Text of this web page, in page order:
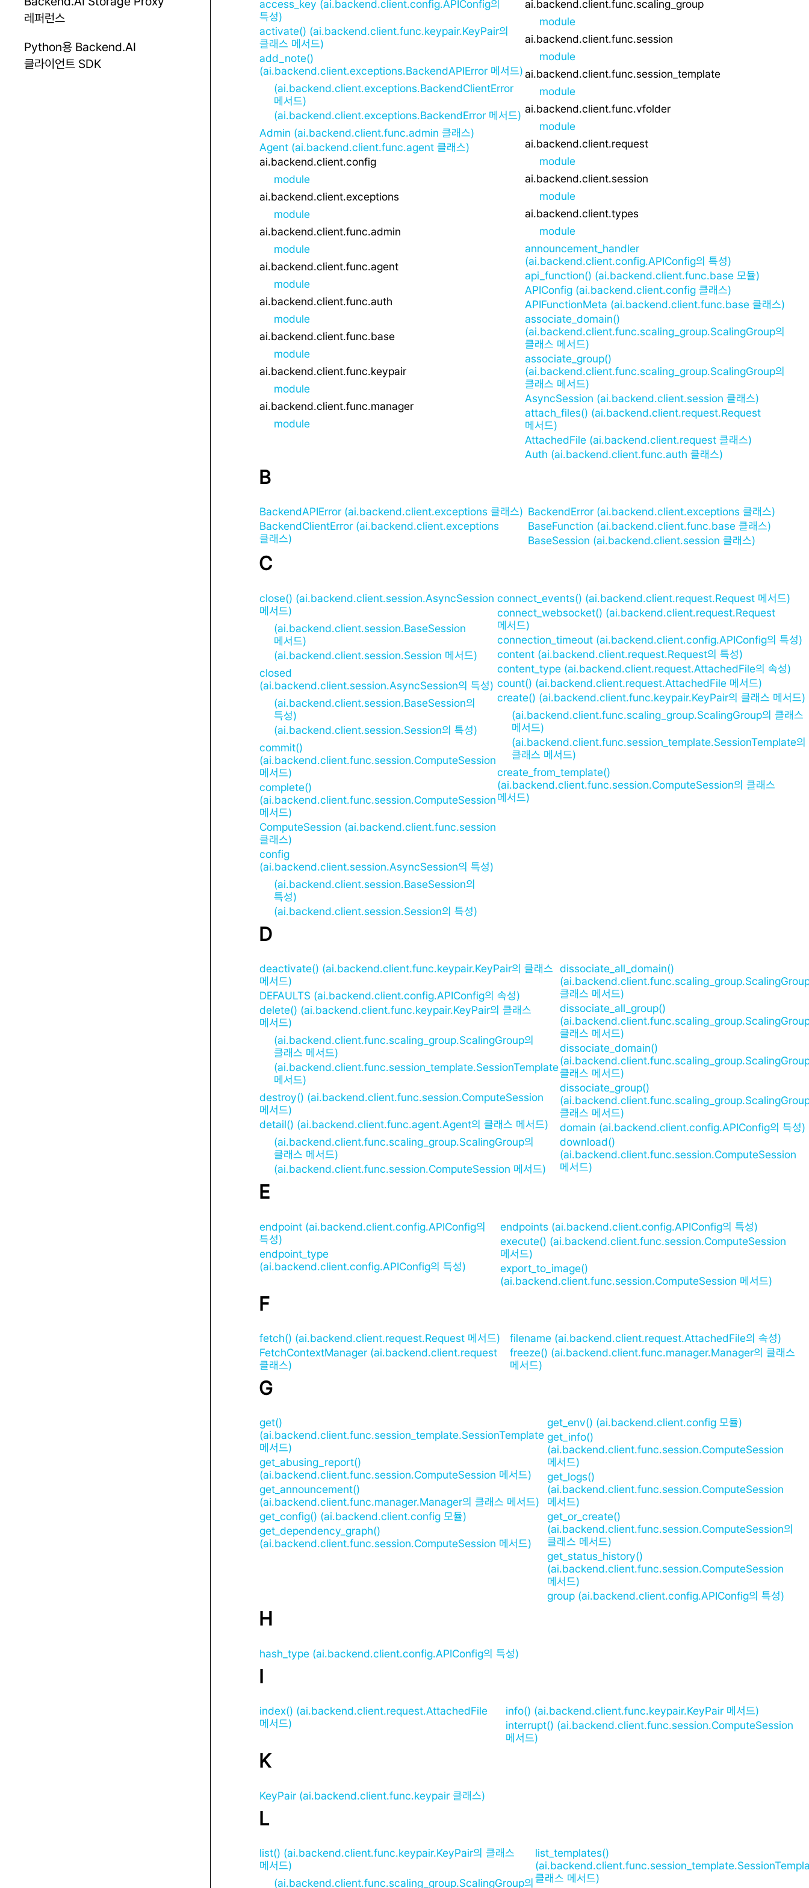
레퍼런스
Python용 Backend.AI
클라이언트 SDK
access_key (ai.backend.client.config.APIConfig의
특성)
activate() (ai.backend.client.func.keypair.KeyPair의
클래스 메서드)
add_note()
(ai.backend.client.exceptions.BackendAPIError 메서드)
(ai.backend.client.exceptions.BackendClientError
메서드)
(ai.backend.client.exceptions.BackendError 메서드)
Admin (ai.backend.client.func.admin 클래스)
Agent (ai.backend.client.func.agent 클래스)
ai.backend.client.config
module
ai.backend.client.exceptions
module
ai.backend.client.func.admin
module
ai.backend.client.func.agent
module
ai.backend.client.func.auth
module
ai.backend.client.func.base
module
ai.backend.client.func.keypair
module
ai.backend.client.func.manager
module
ai.backend.client.func.scaling_group
module
ai.backend.client.func.session
module
ai.backend.client.func.session_template
module
ai.backend.client.func.vfolder
module
ai.backend.client.request
module
ai.backend.client.session
module
ai.backend.client.types
module
announcement_handler
(ai.backend.client.config.APIConfig의 특성)
api_function() (ai.backend.client.func.base 모듈)
APIConfig (ai.backend.client.config 클래스)
APIFunctionMeta (ai.backend.client.func.base 클래스)
associate_domain()
(ai.backend.client.func.scaling_group.ScalingGroup의
클래스 메서드)
associate_group()
(ai.backend.client.func.scaling_group.ScalingGroup의
클래스 메서드)
AsyncSession (ai.backend.client.session 클래스)
attach_files() (ai.backend.client.request.Request
메서드)
AttachedFile (ai.backend.client.request 클래스)
Auth (ai.backend.client.func.auth 클래스)
B
BackendAPIError (ai.backend.client.exceptions 클래스)
BackendClientError (ai.backend.client.exceptions
클래스)
BackendError (ai.backend.client.exceptions 클래스)
BaseFunction (ai.backend.client.func.base 클래스)
BaseSession (ai.backend.client.session 클래스)
C
close() (ai.backend.client.session.AsyncSession
메서드)
(ai.backend.client.session.BaseSession
메서드)
(ai.backend.client.session.Session 메서드)
closed
(ai.backend.client.session.AsyncSession의 특성)
(ai.backend.client.session.BaseSession의
특성)
(ai.backend.client.session.Session의 특성)
commit()
(ai.backend.client.func.session.ComputeSession
메서드)
complete()
(ai.backend.client.func.session.ComputeSession
메서드)
ComputeSession (ai.backend.client.func.session
클래스)
config
(ai.backend.client.session.AsyncSession의 특성)
(ai.backend.client.session.BaseSession의
특성)
(ai.backend.client.session.Session의 특성)
connect_events() (ai.backend.client.request.Request 메서드)
connect_websocket() (ai.backend.client.request.Request
메서드)
connection_timeout (ai.backend.client.config.APIConfig의 특성)
content (ai.backend.client.request.Request의 특성)
content_type (ai.backend.client.request.AttachedFile의 속성)
count() (ai.backend.client.request.AttachedFile 메서드)
create() (ai.backend.client.func.keypair.KeyPair의 클래스 메서드)
(ai.backend.client.func.scaling_group.ScalingGroup의 클래스
메서드)
(ai.backend.client.func.session_template.SessionTemplate의
클래스 메서드)
create_from_template()
(ai.backend.client.func.session.ComputeSession의 클래스
메서드)
D
deactivate() (ai.backend.client.func.keypair.KeyPair의 클래스
메서드)
DEFAULTS (ai.backend.client.config.APIConfig의 속성)
delete() (ai.backend.client.func.keypair.KeyPair의 클래스
메서드)
(ai.backend.client.func.scaling_group.ScalingGroup의
클래스 메서드)
(ai.backend.client.func.session_template.SessionTemplate
메서드)
destroy() (ai.backend.client.func.session.ComputeSession
메서드)
detail() (ai.backend.client.func.agent.Agent의 클래스 메서드)
(ai.backend.client.func.scaling_group.ScalingGroup의
클래스 메서드)
(ai.backend.client.func.session.ComputeSession 메서드)
dissociate_all_domain()
클래스 메서드)
dissociate_all_group()
클래스 메서드)
dissociate_domain()
클래스 메서드)
dissociate_group()
클래스 메서드)
domain (ai.backend.client.config.APIConfig의 특성)
download()
(ai.backend.client.func.session.ComputeSession
메서드)
E
endpoint (ai.backend.client.config.APIConfig의
특성)
endpoint_type
(ai.backend.client.config.APIConfig의 특성)
endpoints (ai.backend.client.config.APIConfig의 특성)
execute() (ai.backend.client.func.session.ComputeSession
메서드)
export_to_image()
(ai.backend.client.func.session.ComputeSession 메서드)
F
fetch() (ai.backend.client.request.Request 메서드)
FetchContextManager (ai.backend.client.request
클래스)
filename (ai.backend.client.request.AttachedFile의 속성)
freeze() (ai.backend.client.func.manager.Manager의 클래스
메서드)
G
get()
(ai.backend.client.func.session_template.SessionTemplate
메서드)
get_abusing_report()
(ai.backend.client.func.session.ComputeSession 메서드)
get_announcement()
(ai.backend.client.func.manager.Manager의 클래스 메서드)
get_config() (ai.backend.client.config 모듈)
get_dependency_graph()
(ai.backend.client.func.session.ComputeSession 메서드)
get_env() (ai.backend.client.config 모듈)
get_info()
(ai.backend.client.func.session.ComputeSession
메서드)
get_logs()
(ai.backend.client.func.session.ComputeSession
메서드)
get_or_create()
(ai.backend.client.func.session.ComputeSession의
클래스 메서드)
get_status_history()
(ai.backend.client.func.session.ComputeSession
메서드)
group (ai.backend.client.config.APIConfig의 특성)
H
hash_type (ai.backend.client.config.APIConfig의 특성)
I
index() (ai.backend.client.request.AttachedFile
메서드)
info() (ai.backend.client.func.keypair.KeyPair 메서드)
interrupt() (ai.backend.client.func.session.ComputeSession
메서드)
K
KeyPair (ai.backend.client.func.keypair 클래스)
L
list() (ai.backend.client.func.keypair.KeyPair의 클래스
메서드)
(ai.backend.client.func.scaling_group.ScalingGroup의
list_templates()
클래스 메서드)